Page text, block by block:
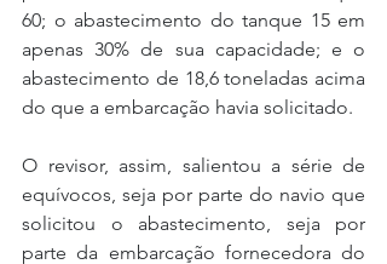
60; o abastecimento do tanque 15 em
apenas 30% de sua capacidade; e o
abastecimento de 18,6 toneladas acima
do que a embarcação havia solicitado.
O revisor, assim, salientou a série de
equívocos, seja por parte do navio que
solicitou o abastecimento, seja por
parte da embarcação fornecedora do